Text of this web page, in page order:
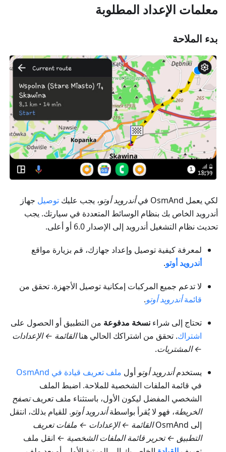
معلمات الإعداد المطلوبة
بدء الملاحة
لكي يعمل OsmAnd في أندرويد أوتو، يجب عليك توصيل جهاز
أندرويد الخاص بك بنظام الوسائط المتعددة في سيارتك. يجب
تحديث نظام التشغيل أندرويد إلى الإصدار 6.0 أو أعلى.
لمعرفة كيفية توصيل وإعداد جهازك، قم بزيارة مواقع
أندرويد أوتو.
لا تدعم جميع المركبات إمكانية توصيل الأجهزة. تحقق من
قائمةأندرويد أوتو.
تحتاج إلى شراء نسخة مدفوعة من التطبيق أو الحصول على
اشتراك. تحقق من اشتراكك الحالي هناالقائمة ← الإعدادات
← المشتريات.
يستخدمأندرويد أوتو أول ملف تعريف قيادة في OsmAnd
في قائمة الملفات الشخصية للملاحة. اضبط الملف
الشخصي المفضل ليكون الأول، باستثناء ملف تعريفتصفح
الخريطة، فهو لا يُقرأ بواسطةأندرويد أوتو. للقيام بذلك، انتقل
إلى OsmAnd
القائمة ← الإعدادات ← ملفات تعريف
التطبيق ← تحرير قائمة الملفات الشخصية ← انقل ملف